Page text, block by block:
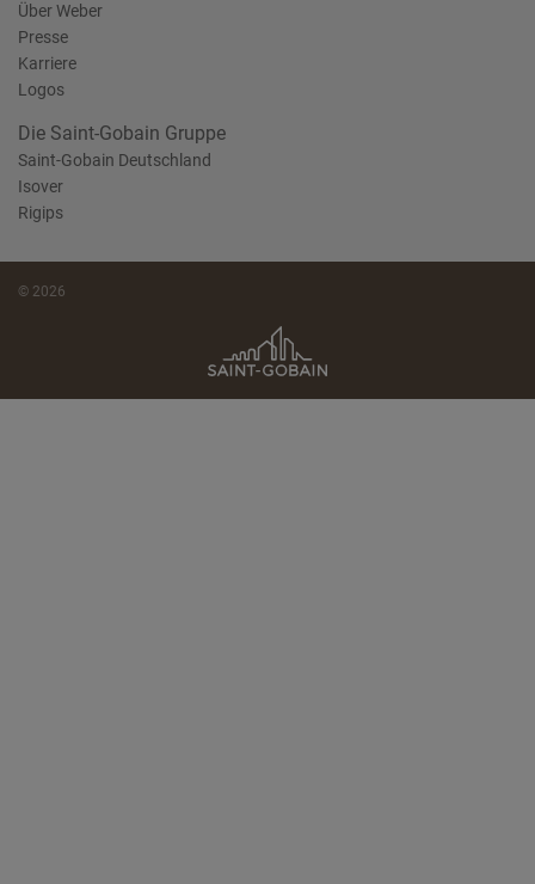
Über Weber
Presse
Karriere
Logos
Die Saint-Gobain Gruppe
Saint-Gobain Deutschland
Isover
Rigips
© 2026